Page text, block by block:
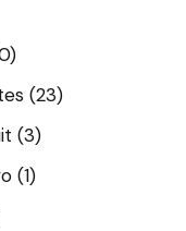
(23)
(3)
(1)